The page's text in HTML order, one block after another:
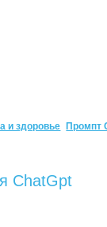
и здоровье Промпт
ChatGpt